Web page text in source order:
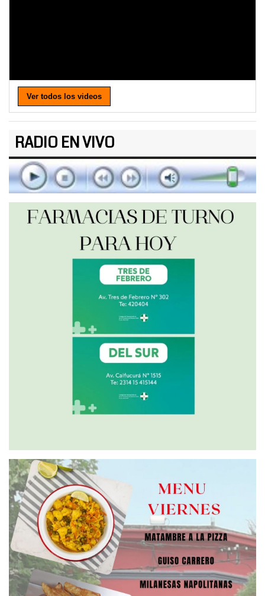
Ver todos los videos
RADIO EN VIVO